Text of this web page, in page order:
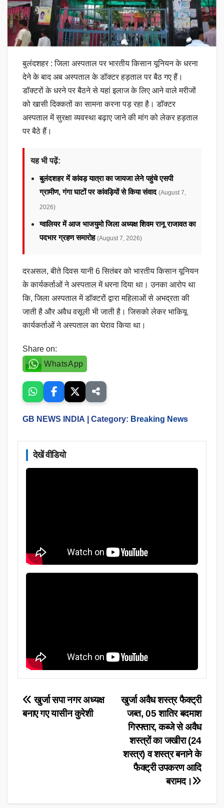
बुलंदशहर : जिला अस्पताल पर भारतीय किसान यूनियन के धरना
देने के बाद अब अस्पताल के डॉक्टर हड़ताल पर बैठ गए हैं।
डॉक्टरों के धरने पर बैठने से यहां इलाज के लिए आने वाले मरीजों
को खासी दिक्कतों का सामना करना पड़ रहा है। डॉक्टर
अस्पताल में सुरक्षा व्यवस्था बढ़ाए जाने की मांग को लेकर हड़ताल
पर बैठे हैं।
यह भी पढ़ें:
बुलंदशहर में कांवड़ यात्रा का जायजा लेने पहुंचे एसपी
ग्रामीण, गंगा घाटों पर कांवड़ियों से किया संवाद (August 7,
2026)
ग्वालियर में आज भाजयुमो जिला अध्यक्ष शिवम रानू राजावत का
पदभार ग्रहण समारोह (August 7, 2026)
दरअसल, बीते दिवस यानी 6 सितंबर को भारतीय किसान यूनियन
के कार्यकर्ताओं ने अस्पताल में धरना दिया था। उनका आरोप था
कि, जिला अस्पताल में डॉक्टरों द्वारा महिलाओं से अभद्रता की
जाती है और अवैध वसूली भी जाती है। जिसको लेकर भाकियू
कार्यकर्ताओं ने अस्पताल का घेराव किया था।
Share on:
WhatsApp
GB NEWS INDIA | Category: Breaking News
देखें वीडियो
Post
navigation
खुर्जा अवैध शस्त्र फैक्ट्री
जब्त, 05 शातिर बदमाश
गिरफ्तार, कब्जे से अवैध
शस्त्रों का जखीरा (24
शस्त्र) व शस्त्र बनाने के
फैक्ट्री उपकरण आदि
बरामद।
खुर्जा सपा नगर अध्यक्ष
बनाए गए यासीन कुरेशी